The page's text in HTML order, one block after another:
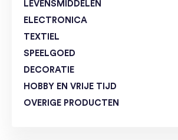
LEVENSMIDDELEN
ELECTRONICA
TEXTIEL
SPEELGOED
DECORATIE
HOBBY EN VRIJE TIJD
OVERIGE PRODUCTEN